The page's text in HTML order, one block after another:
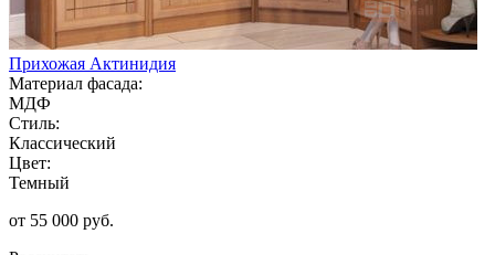
Прихожая Актинидия
Материал фасада:
МДФ
Стиль:
Классический
Цвет:
Темный
от 55 000 руб.